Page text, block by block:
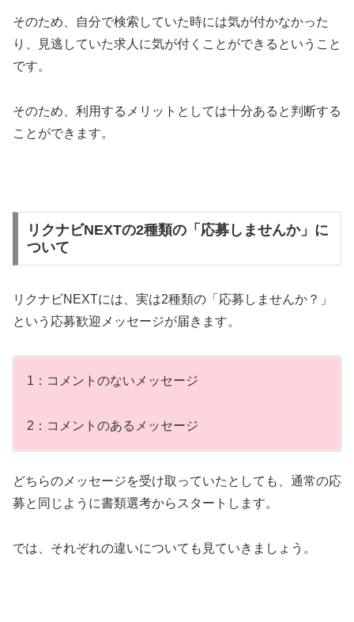
そのため、自分で検索していた時には気が付かなかった
り、見逃していた求人に気が付くことができるということ
です。
そのため、利用するメリットとしては十分あると判断する
ことができます。
リクナビNEXTの2種類の「応募しませんか」に
ついて
リクナビNEXTには、実は2種類の「応募しませんか？」
という応募歓迎メッセージが届きます。
1：コメントのないメッセージ
2：コメントのあるメッセージ
どちらのメッセージを受け取っていたとしても、通常の応
募と同じように書類選考からスタートします。
では、それぞれの違いについても見ていきましょう。